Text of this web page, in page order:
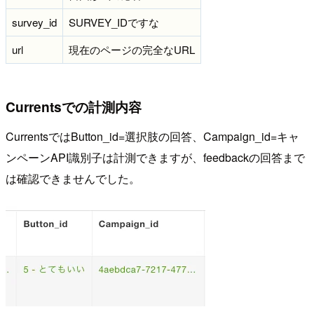
survey_id
SURVEY_IDですな
url
現在のページの完全なURL
Currentsでの計測内容
CurrentsではButton_id=選択肢の回答、Campaign_id=キャ
ンペーンAPI識別子は計測できますが、feedbackの回答まで
は確認できませんでした。